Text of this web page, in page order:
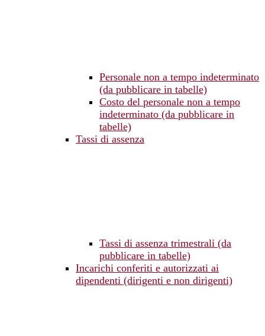
Personale non a tempo indeterminato
(da pubblicare in tabelle)
Costo del personale non a tempo
indeterminato (da pubblicare in
tabelle)
Tassi di assenza
Tassi di assenza trimestrali (da
pubblicare in tabelle)
Incarichi conferiti e autorizzati ai
dipendenti (dirigenti e non dirigenti)